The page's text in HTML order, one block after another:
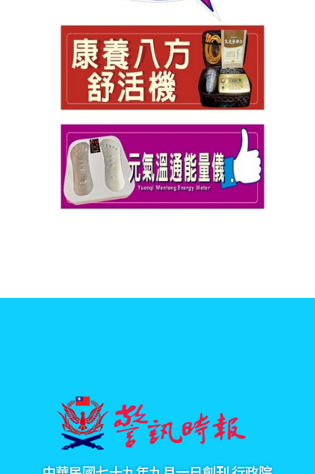
中華民國七十九年九月一日創刊 行政院